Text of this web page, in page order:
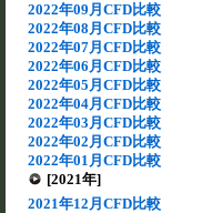
2022年09月CFD比較
2022年08月CFD比較
2022年07月CFD比較
2022年06月CFD比較
2022年05月CFD比較
2022年04月CFD比較
2022年03月CFD比較
2022年02月CFD比較
2022年01月CFD比較
[2021年]
2021年12月CFD比較